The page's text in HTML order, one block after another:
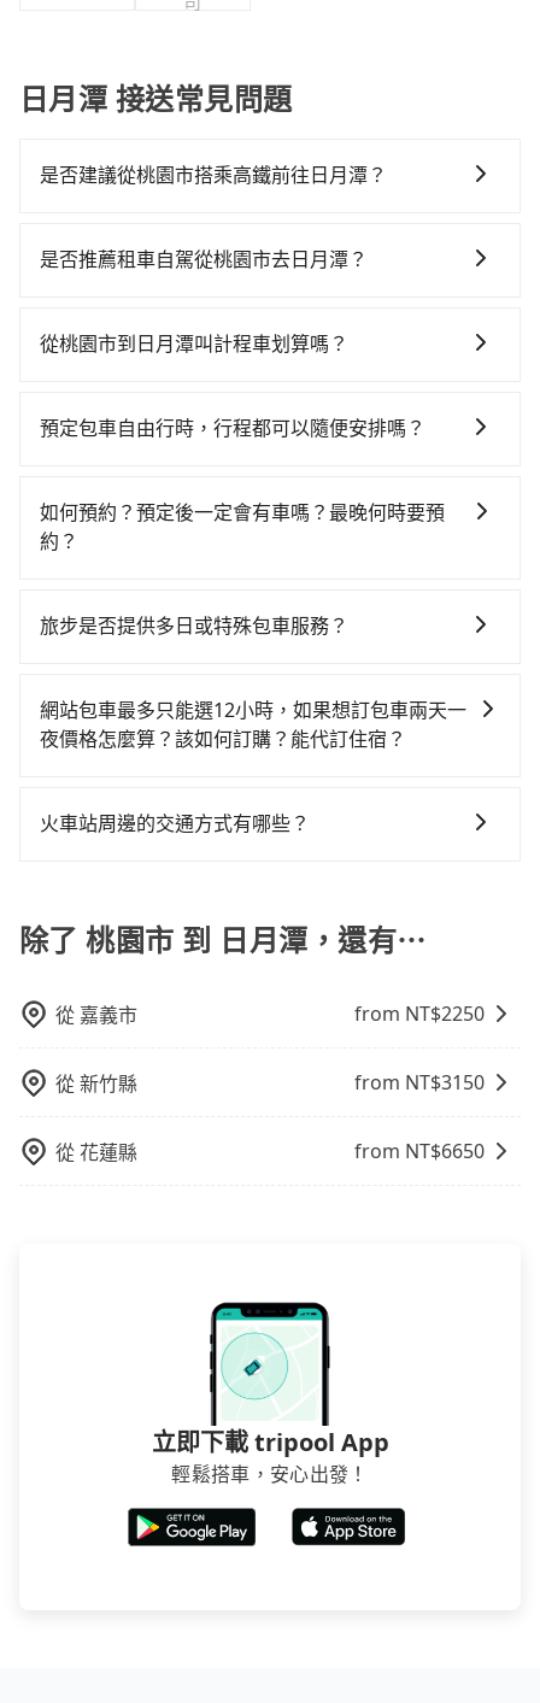
日月潭 接送常見問題
是否建議從桃園市搭乘高鐵前往日月潭？
從最早06:49一直到23:21，桃園-台中一天最多有72班次
達高鐵站後，步行進站、現場購票並於月台排隊的時間
站、等待車站前排班的計程車，搭上小黃後約花70分
高鐵加轉乘之平均每人花費為1,990元。但如果全程使用
tripool並到府專車接送，則每人平均花費約1,970元，
乘與等車上，現在還不馬上來預約tripool！如果你是獨
是否推薦租車自駕從桃園市去日月潭？
時不需要閉目養神（因為要自己開車），最重要的是你
$115~205承租小轎車，每公里再額外加收$3.2，從桃園
路返回），雖已將eTag和可能的每小時40元路邊停車費
用預估進去，但額外的汽車保險與可能的罰單都需自
數超過四位，更是沒有較大的七人座或九人座可供選
修理，每一次租車都好像在開樂透一樣。另外，偶爾也
會遇到明明已經預約了時間但上一位用戶卻遲遲尚未歸
雖然路邊隨租隨還看似方便，但實際使用時還是有其區
從桃園市到日月潭叫計程車划算嗎？
灣大車隊、Uber、Line Taxi、Yoxi等，如果在路邊攔不
依照里程跳錶計算，價格約為5,560~6,700元間，但如改
預約tripool可省高達$2,800。但如果要考慮到回程，南
綜合以上，無論在價格或服務品質上，tripool都是你從
預定包車自由行時，行程都可以隨便安排嗎？
沒有到達海拔1500公里以上的山區，行程都是可以依照
您的需求安排的。
如何預約？預定後一定會有車嗎？最晚何時要預
約？
線上輸入上下車地點或地址，三秒內即可查到真實價
電子郵件確認信，如此就完成預約了，而司機與車輛的
詳細資料，將於乘車前一晚八點透過SMS和EMAIL提
需要，前一天傍晚五點前仍會收單，最遲如當天下午過
旅步是否提供多日或特殊包車服務？
專人回覆您。
網站包車最多只能選12小時，如果想訂包車兩天一
夜價格怎麼算？該如何訂購？能代訂住宿？
需要連續兩天的包車服務，可以在官網上分開預定兩天
火車站周邊的交通方式有哪些？
站，相對便宜經濟。 計程車：乘坐計程車到達或離開火
車站，方便快捷但昂貴。 捷運/輕軌：通過捷運或輕軌到
開火車站，是最便利的，無需與人共乘、快速抵達。
除了 桃園市 到 日月潭，還有⋯
從 嘉義市 from NT$2250
從新竹縣 from NT$3150
從花蓮縣 from NT$6650
立即下載 tripool App
輕鬆搭車，安心出發！